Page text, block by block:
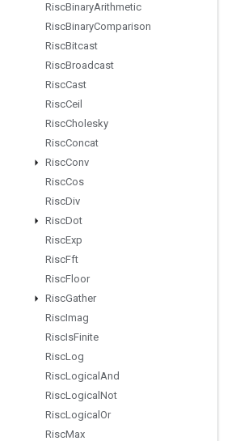
RiscBinaryArithmetic
RiscBinaryComparison
RiscBitcast
RiscBroadcast
RiscCast
RiscCeil
RiscCholesky
RiscConcat
RiscConv
RiscCos
RiscDiv
RiscDot
RiscExp
RiscFft
RiscFloor
RiscGather
RiscImag
RiscIsFinite
RiscLog
RiscLogical And
RiscLogical Not
RiscLogical Or
RiscMax